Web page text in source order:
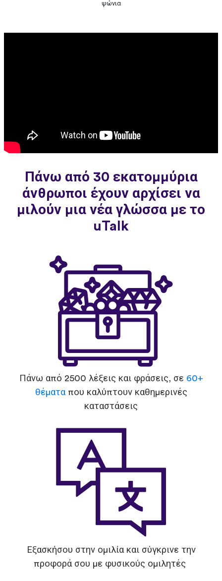
ψώνια
Πάνω από 30 εκατομμύρια
άνθρωποι έχουν αρχίσει να
μιλούν μια νέα γλώσσα με το
uTalk
Πάνω από 2500 λέξεις και φράσεις, σε 60+
θέματαπου καλύπτουν καθημερινές
καταστάσεις
Εξασκήσου στην ομιλία και σύγκρινε την
προφορά σου με φυσικούς ομιλητές